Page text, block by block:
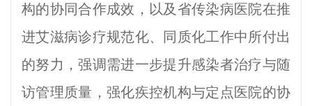
构的协同合作成效，以及省传染病医院在推
进艾滋病诊疗规范化、同质化工作中所付出
的努力，强调需进一步提升感染者治疗与随
访管理质量，强化疾控机构与定点医院的协